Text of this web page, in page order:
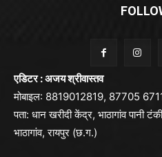
एडिटर : अजय श्रीवास्तव
मोबाइल: 8819012819, 87705
पता: धान खरीदी केंद्र, भाठागांव पानी
भाठागांव, रायपुर (छ.ग.)